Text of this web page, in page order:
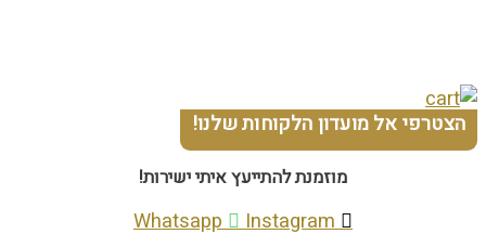
הצטרפי אל מועדון הלקוחות שלנו!
מוזמנת להתייעץ איתי ישירות!
Whatsapp Instagram